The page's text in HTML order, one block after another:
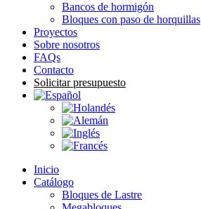
Bancos de hormigón
Bloques con paso de horquillas
Proyectos
Sobre nosotros
FAQs
Contacto
Solicitar presupuesto
Inicio
Catálogo
Bloques de Lastre